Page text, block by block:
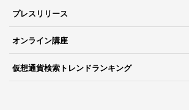
プレスリリース
オンライン講座
仮想通貨検索トレンドランキング